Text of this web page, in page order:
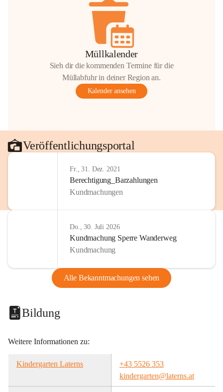
Müllkalender
Sieh dir die kommenden Termine für die
Müllabfuhr in deiner Region an.
Kalender ansehen
Veröffentlichungsportal
Fr., 31. Dez. 2021
Berechtigung_Barzahlungen
Kundmachungen
Do., 30. Juli 2026
Kundmachung Sperre Wanderweg
Kundmachung
Alle Bekanntmachungen sehen
Bildung
Weitere Informationen zu:
Kindergarten Laterns
+43 5526 353
kindergarten@laterns.at